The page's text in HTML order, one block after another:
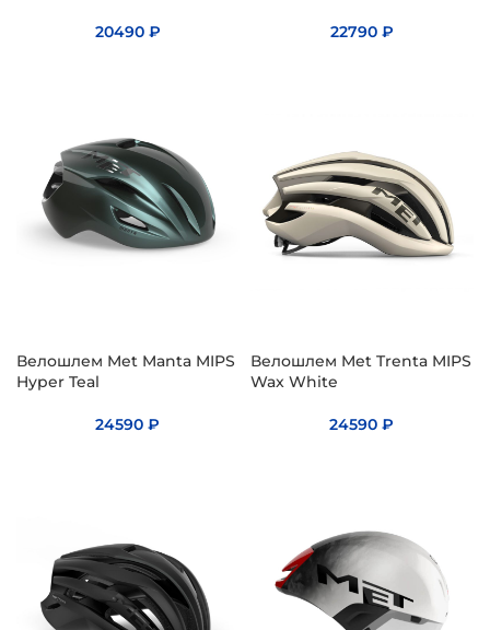
20490 ₽ 22790 ₽
Велошлем Met Manta MIPS
Hyper Teal
24590₽
Велошлем Met Trenta MIPS
Wax White
24590₽